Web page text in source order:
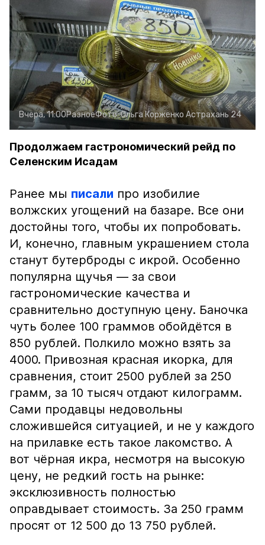
Вчера, 11:00РазноеФото:Ольга Корженко Астрахань 24
Продолжаем гастрономический рейд по
Селенским Исадам
Ранее мы писали про изобилие
волжских угощений на базаре. Все они
достойны того, чтобы их попробовать.
И, конечно, главным украшением стола
станут бутерброды с икрой. Особенно
популярна щучья — за свои
гастрономические качества и
сравнительно доступную цену. Баночка
чуть более 100 граммов обойдётся в
850 рублей. Полкило можно взять за
4000. Привозная красная икорка, для
сравнения, стоит 2500 рублей за 250
грамм, за 10 тысяч отдают килограмм.
Сами продавцы недовольны
сложившейся ситуацией, и не у каждого
на прилавке есть такое лакомство. А
вот чёрная икра, несмотря на высокую
цену, не редкий гость на рынке:
эксклюзивность полностью
оправдывает стоимость. За 250 грамм
просят от 12 500 до 13 750 рублей.